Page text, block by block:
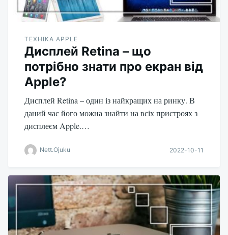
ТЕХНІКА APPLE
Дисплей Retina – що
потрібно знати про екран від
Apple?
Дисплей Retina – один із найкращих на ринку. В
даний час його можна знайти на всіх пристроях з
дисплеєм Apple.…
Nett.Ojuku 2022-10-11